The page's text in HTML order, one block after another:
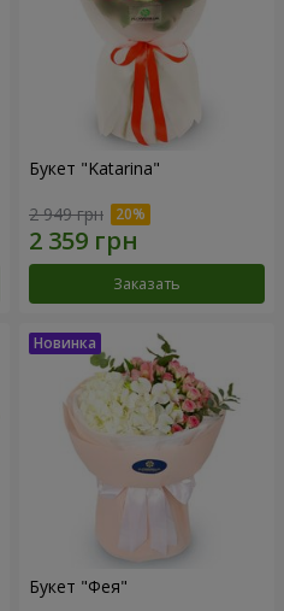
Букет "Katarina"
2 949 грн
Заказать
Букет "Фея"